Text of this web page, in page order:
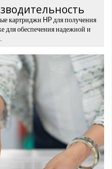
картриджи HP для получения
для обеспечения надежной и